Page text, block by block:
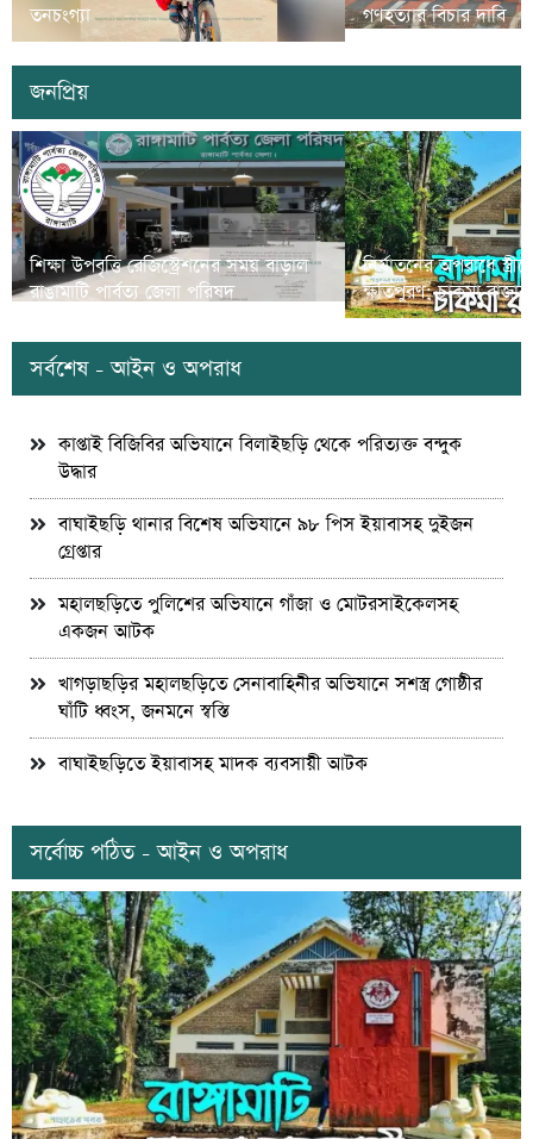
তনচংগ্যা
গণহত্যার বিচার দাবি
জনপ্রিয়
শিক্ষা উপবৃত্তি রেজিস্ট্রেশনের সময় বাড়াল
রাঙামাটি পার্বত্য জেলা পরিষদ
নির্যাতনের অপরাধে
ক্ষতিপুরণ; চাকমা
সর্বশেষ - আইন ও অপরাধ
কাপ্তাই বিজিবির অভিযানে বিলাইছড়ি থেকে পরিত্যক্ত বন্দুক
উদ্ধার
বাঘাইছড়ি থানার বিশেষ অভিযানে ৯৮ পিস ইয়াবাসহ দুইজন
গ্রেপ্তার
মহালছড়িতে পুলিশের অভিযানে গাঁজা ও মোটরসাইকেলসহ
একজন আটক
খাগড়াছড়ির মহালছড়িতে সেনাবাহিনীর অভিযানে সশস্ত্র গোষ্ঠীর
ঘাঁটি ধ্বংস, জনমনে স্বস্তি
বাঘাইছড়িতে ইয়াবাসহ মাদক ব্যবসায়ী আটক
সর্বোচ্চ পঠিত - আইন ও অপরাধ